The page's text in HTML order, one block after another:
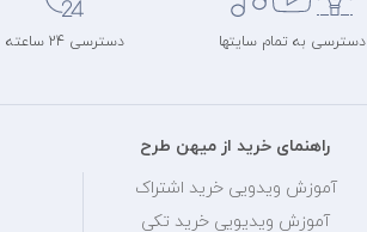
دسترسی به تمام سایتها دسترسی 24 ساعته
راهنمای خرید از میهن طرح
آموزش ویدویی خرید اشتراک
آموزش ویدیویی خرید تکی